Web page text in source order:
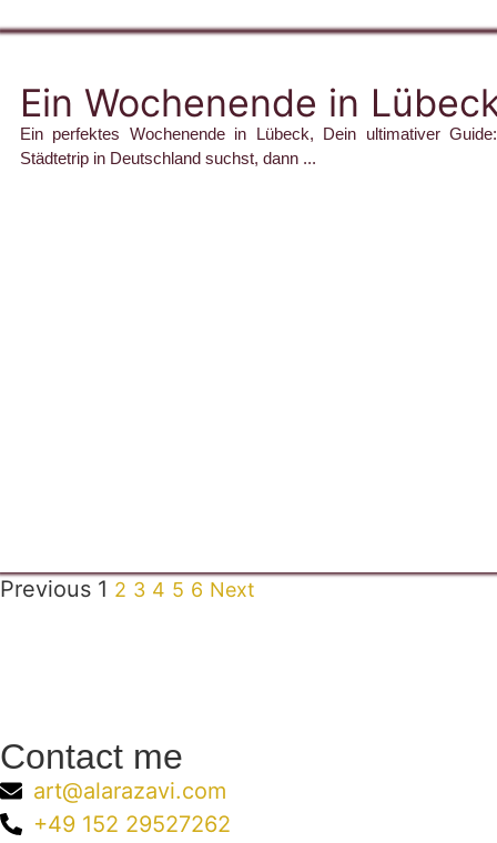
Ein Wochenende in
Ein perfektes Wochenende in Lübeck, Dein ultimativer
Städtetrip in Deutschland suchst, dann ...
Previous 1 2 3 4 5 6 Next
Contact me
art@alarazavi.com
+49 152 29527262